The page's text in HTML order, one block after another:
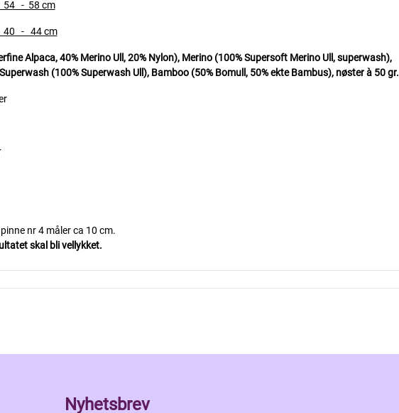
- 58 cm
- 44 cm
Alpaca, 40% Merino Ull, 20% Nylon), Merino (100% Supersoft Merino Ull, superwash),
(100% Superwash Ull), Bamboo (50% Bomull, 50% ekte Bambus), nøster à 50 gr.
nr 4 måler ca 10 cm.
skal bli vellykket.
Nyhetsbrev